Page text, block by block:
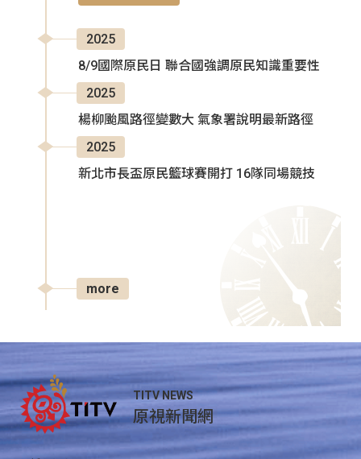
2025
8/9國際原民日 聯合國強調原民知識重要性
2025
楊柳颱風路徑變數大 氣象署說明最新路徑
2025
新北市長盃原民籃球賽開打 16隊同場競技
more
TITV NEWS
原視新聞網